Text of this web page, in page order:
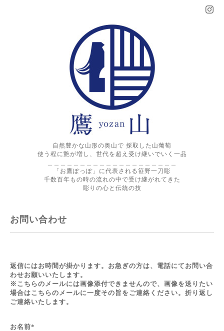
自然豊かな山形の奥山で 採取した山葡萄
使う程に艶が増し、世代を超え受け継いでいく一品
「お鷹ぽっぽ」に代表される笹野一刀彫
千数百年もの時の流れの中で受け継がれてきた
彫りの心と伝統の技
お問い合わせ
返信にはお時間が掛かります。お急ぎの方は、電話にてお問い合
わせお願いいたします。
※こちらのメールには画像添付できませんので、画像を送りたい
場合はこちらのメールに一度その旨をご連絡ください。折り返し
ご連絡いたします。
お名前*